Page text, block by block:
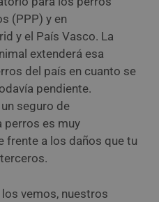
(PPP) y en
y el País Vasco. La
extenderá esa
del país en cuanto se
pendiente.
seguro de
perros es muy
frente a los daños que tu
vemos, nuestros